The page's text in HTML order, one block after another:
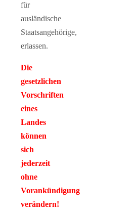
für
ausländische
Staatsangehörige,
erlassen.
Die
gesetzlichen
Vorschriften
eines
Landes
können
sich
jederzeit
ohne
Vorankündigung
verändern!